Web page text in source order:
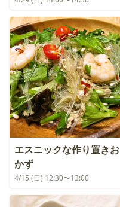
エスニックな作り置きお
かず
4/15 (日) 12:30〜13:00